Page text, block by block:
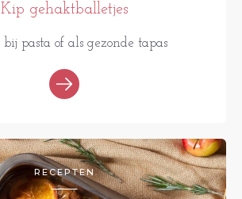
Kip gehaktballetjes
pasta of als gezonde tapas
RECEPTEN